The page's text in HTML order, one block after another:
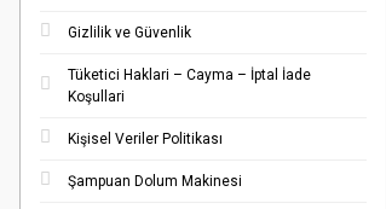
Gizlilik ve Güvenlik
Tüketici Haklari – Cayma – İptal İade
Koşullari
Kişisel Veriler Politikası
Şampuan Dolum Makinesi